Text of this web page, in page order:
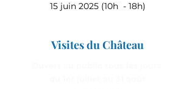
15 juin 2025 (10h - 18h)
Visites du Château